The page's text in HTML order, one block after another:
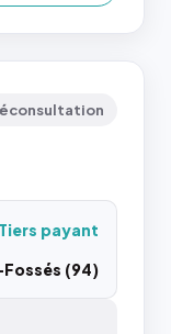
Tiers payant
(94)